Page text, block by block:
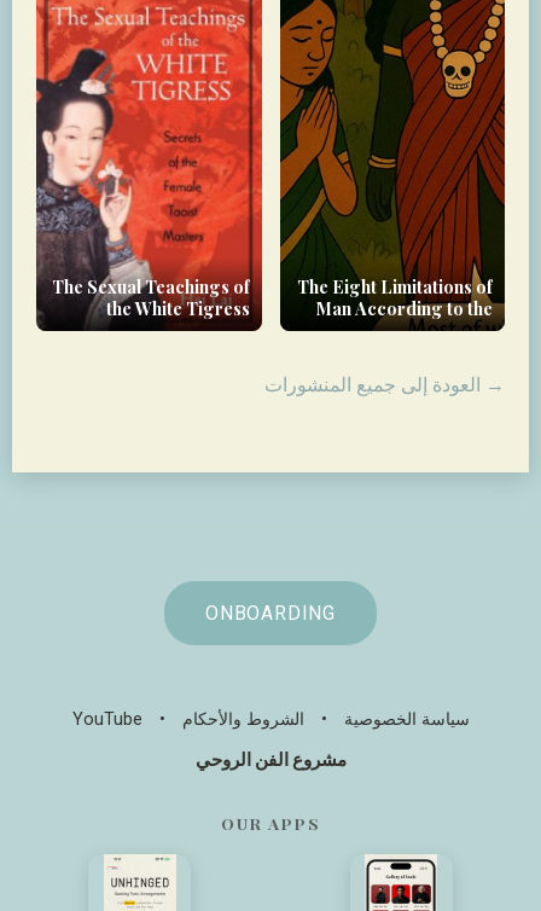
The Eight Limitations of
Man According to the
Kularṇava Tantra
The Sexual Teachings of
the White Tigress
→ العودة إلى جميع المنشورات
ONBOARDING
سياسة الخصوصية • الشروط والأحكام •
YouTube
مشروع الفن الروحي
OUR APPS